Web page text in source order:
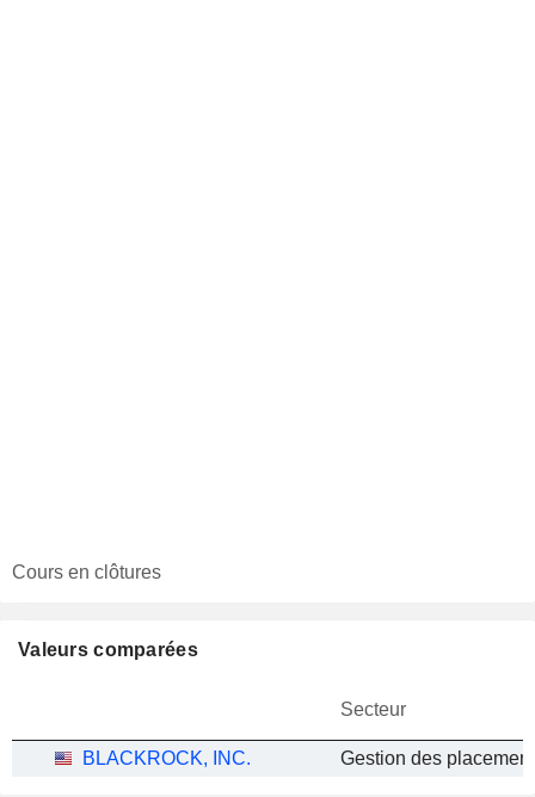
Cours en clôtures
Valeurs comparées
Secteur
BLACKROCK, INC.